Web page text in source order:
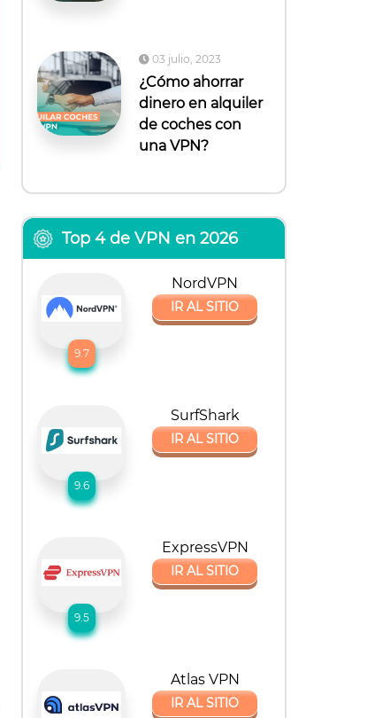
03 julio, 2023
¿Cómo ahorrar
dinero en alquiler
de coches con
una VPN?
Top 4 de VPN en 2026
9.7
NordVPN
IR AL SITIO
9.6
SurfShark
IR AL SITIO
9.5
ExpressVPN
IR AL SITIO
Atlas VPN
IR AL SITIO